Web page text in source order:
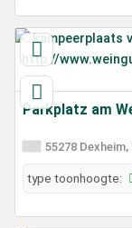
Parkplatz am
55278
type toonhoogte: